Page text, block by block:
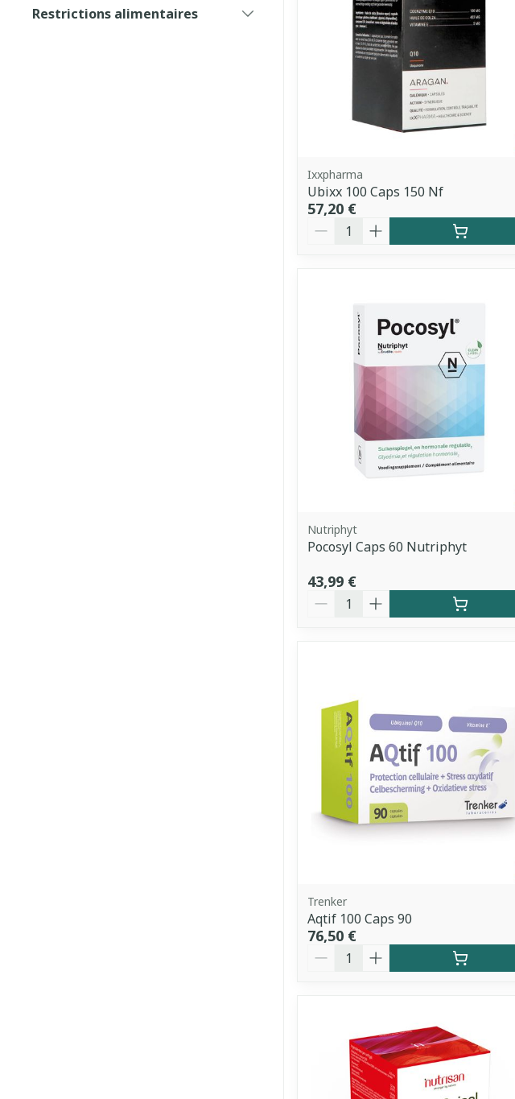
Restrictions alimentaires
Ixxpharma
Ubixx 100 Caps 150 Nf
57,20 €
Quantité
Nutriphyt
Pocosyl Caps 60 Nutriphyt
43,99 €
Quantité
Trenker
Aqtif 100 Caps 90
76,50 €
Quantité